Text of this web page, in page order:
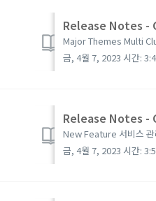
Release Notes -
금, 4월 7, 2023 시간:
Release Notes -
금, 4월 7, 2023 시간: